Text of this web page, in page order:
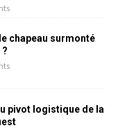
chapeau surmonté
pivot logistique de la